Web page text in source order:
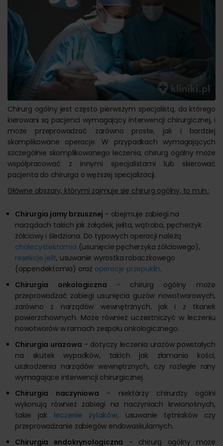
Chirurg ogólny jest często pierwszym specjalistą, do którego
kierowani są pacjenci wymagający interwencji chirurgicznej, i
może przeprowadzać zarówno proste, jak i bardziej
skomplikowane operacje. W przypadkach wymagających
szczególnie skomplikowanego leczenia, chirurg ogólny może
współpracować z innymi specjalistami lub skierować
pacjenta do chirurga o węższej specjalizacji.
Główne obszary, którymi zajmuje się chirurg ogólny, to m.in.:
Chirurgia jamy brzusznej - obejmuje zabiegi na
narządach takich jak żołądek, jelita, wątroba, pęcherzyk
żółciowy i śledziona. Do typowych operacji należą
cholecystektomia (usunięcie pęcherzyka żółciowego),
resekcje jelit, usuwanie wyrostka robaczkowego
(appendektomia) oraz operacje przepuklin.
Chirurgia onkologiczna - chirurg ogólny może
przeprowadzać zabiegi usunięcia guzów nowotworowych,
zarówno z narządów wewnętrznych, jak i z tkanek
powierzchownych. Może również uczestniczyć w leczeniu
nowotworów w ramach zespołu onkologicznego.
Chirurgia urazowa - dotyczy leczenia urazów powstałych
na skutek wypadków, takich jak złamania kości,
uszkodzenia narządów wewnętrznych, czy rozległe rany
wymagające interwencji chirurgicznej.
Chirurgia naczyniowa - niektórzy chirurdzy ogólni
wykonują również zabiegi na naczyniach krwionośnych,
takie jak leczenie żylaków, usuwanie tętniaków czy
przeprowadzanie zabiegów endowaskularnych.
Chirurgia endokrynologiczna - chirurg ogólny może